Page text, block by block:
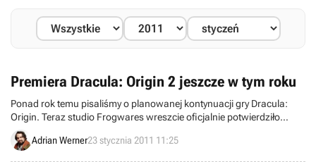
Premiera Dracula: Origin 2 jeszcze w tym roku
Ponad rok temu pisaliśmy o planowanej kontynuacji gry Dracula:
Origin. Teraz studio Frogwares wreszcie oficjalnie potwierdziło
istnienie tego projektu i ujawniło pierwsze konkrety na temat jego
fabuły.Adrian Werner23 stycznia 2011 11:25